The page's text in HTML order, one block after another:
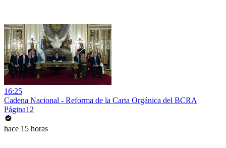
16:25
Cadena Nacional - Reforma de la Carta Orgánica del BCRA
Página12
hace 15 horas